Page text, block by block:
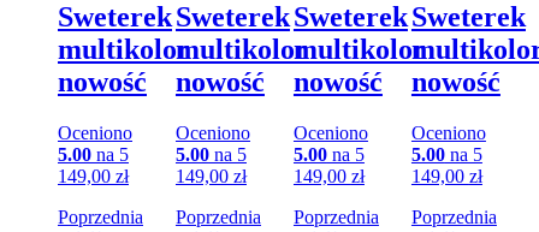
Sweterek
multikolor
nowość
Oceniono
5.00 na 5
149,00 zł
Poprzednia
Sweterek
multikolor
nowość
Oceniono
5.00na 5
149,00 zł
Poprzednia
Sweterek
multikolor
nowość
Oceniono
5.00na 5
149,00 zł
Poprzednia
Sweterek
nowość
Oceniono
5.00na 5
149,00 zł
Poprzednia